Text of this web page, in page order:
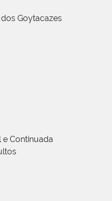
Goytacazes
e Continuada